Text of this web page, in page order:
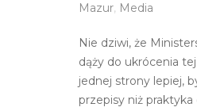
Mazur, Media
Nie dziwi, że
dąży do ukrócenia
jednej strony lepiej,
przepisy niż praktyka